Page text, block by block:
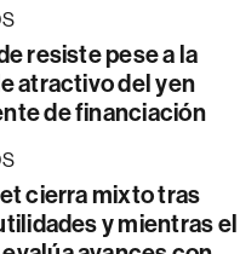
resiste pese a la
atractivo del yen
de financiación
cierra mixto tras
y mientras el